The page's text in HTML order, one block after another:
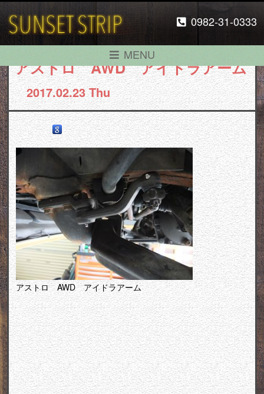
0982-31-0333
MENU
アストロ AWD アイドラアーム
2017.02.23 Thu
アストロ AWD アイドラアーム